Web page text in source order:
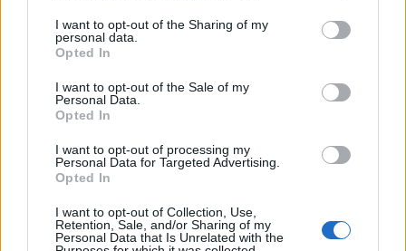
I want to opt-out of the Sharing of my
personal data.
Opted In
I want to opt-out of the Sale of my
Personal Data.
Opted In
I want to opt-out of processing my
Personal Data for Targeted Advertising.
Opted In
I want to opt-out of Collection, Use,
Retention, Sale, and/or Sharing of my
Personal Data that Is Unrelated with the
Eurobasket 2025: Καμία ανησυχία για Μίσιτς
στη Σερβία
Ο τραυματισμός του Βασίλιε Μίσιτς προκάλεσε
ανησυχία στο "στρατόπεδο" των Σέρβων, αλλά τελικά
όλα εξελίχθηκαν ομαλά με την κατάσταση της υγείας
02 Σεπτεμβρίου 2025 12:32